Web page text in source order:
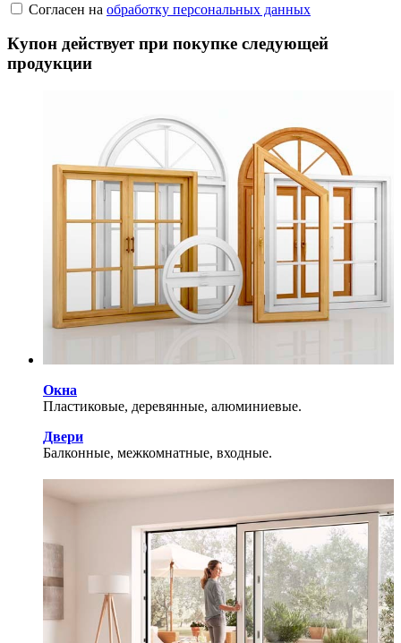
Согласен на обработку персональных данных
Купон действует при покупке следующей
продукции
Окна
Пластиковые, деревянные, алюминиевые.
Двери
Балконные, межкомнатные, входные.